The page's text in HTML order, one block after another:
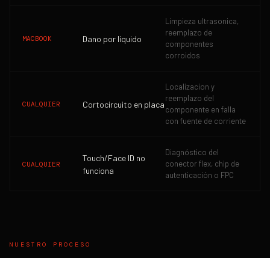
MACBOOK Dano por liquido
Limpieza ultrasonica,
reemplazo de
componentes
corroidos
CUALQUIER Cortocircuito en placa
Localizacion y
reemplazo del
componente en falla
con fuente de corriente
CUALQUIER
Touch/Face ID no
funciona
Diagnóstico del
conector flex, chip de
autenticación o FPC
NUESTRO PROCESO